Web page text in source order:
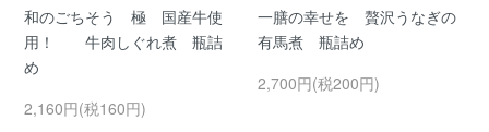
和のごちそう 極 国産牛使
用！ 牛肉しぐれ煮 瓶詰
め
2,160円(税160円)
一膳の幸せを 贅沢うなぎの
有馬煮 瓶詰め
2,700円(税200円)